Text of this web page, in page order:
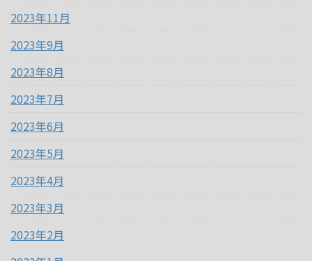
2023年11月
2023年9月
2023年8月
2023年7月
2023年6月
2023年5月
2023年4月
2023年3月
2023年2月